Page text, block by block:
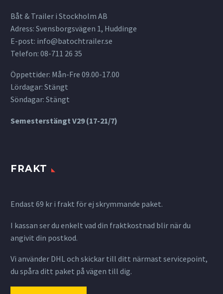
Båt & Trailer i Stockholm AB
Adress: Svensborgsvägen 1, Huddinge
E-post: info@batochtrailer.se
Telefon: 08-711 26 35
Öppettider: Mån-Fre 09.00-17.00
Lördagar: Stängt
Söndagar: Stängt
Semesterstängt V29 (17-21/7)
FRAKT
Endast 69 kr i frakt för ej skrymmande paket.
I kassan ser du enkelt vad din fraktkostnad blir när du
angivit din postkod.
Vi använder DHL och skickar till ditt närmast servicepoint,
du spåra ditt paket på vägen till dig.